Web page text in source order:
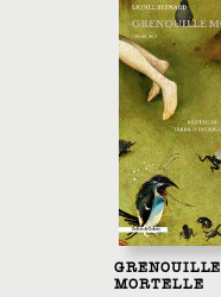
GRENOUILLE
MORTELLE